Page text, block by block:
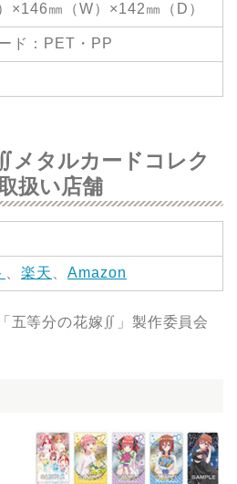
×146㎜（W）×142㎜（D）
ド：PET・PP
メタルカードコレク
扱い店舗
楽天 Amazon
五等分の花嫁∬」製作委員会